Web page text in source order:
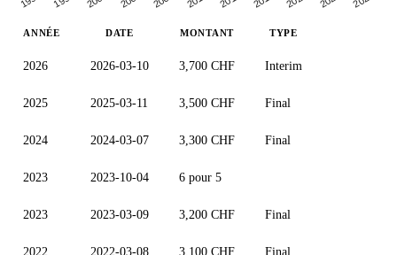
ANNÉE DATE MONTANT TYPE
2026 2026-03-10 3,700 CHF Interim
2025 2025-03-11 3,500 CHF Final
2024 2024-03-07 3,300 CHF Final
2023 2023-10-04 6 pour 5
2023 2023-03-09 3,200 CHF Final
2022 2022-03-08 3,100 CHF Final